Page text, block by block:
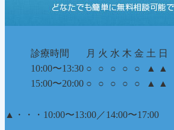
診療時間 月 火 水 木 金 土 日
10:00〜13:30 ○ ○ ○ ○ ○ ▲
▲
15:00〜20:00 ○ ○ ○ ○ ○ ▲ ▲
▲ ・・・10:00〜13:00／14:00〜17:00